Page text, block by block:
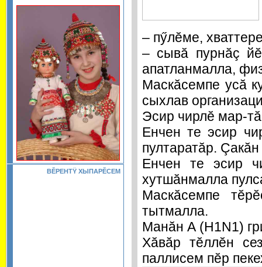
ВĔРЕНТŸ ХЫПАРĔСЕМ
– пӳлĕме,
– сывă пурнăç
апатланмалла,
Маскăсемпе усă
сыхлав
Эсир чирлĕ мар-
Енчен те эсир
пултаратăр.
Енчен те эсир
хутшăнмалла
Маскăсемпе
тытмалла.
Манăн А (H1N1)
Хăвăр тĕллĕн
паллисем пĕр